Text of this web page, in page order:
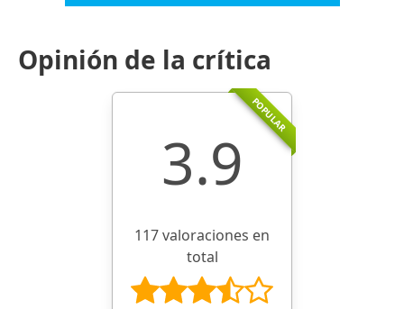
Opinión de la crítica
POPULAR
3.9
117 valoraciones en
total